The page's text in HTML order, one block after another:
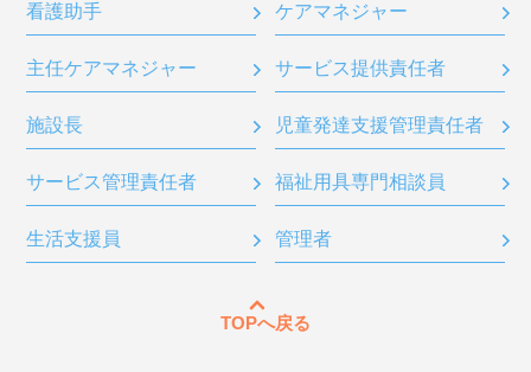
看護助手 ケアマネジャー
主任ケアマネジャー サービス提供責任者
施設長 児童発達支援管理責任者
サービス管理責任者 福祉用具専門相談員
生活支援員 管理者
TOPへ戻る